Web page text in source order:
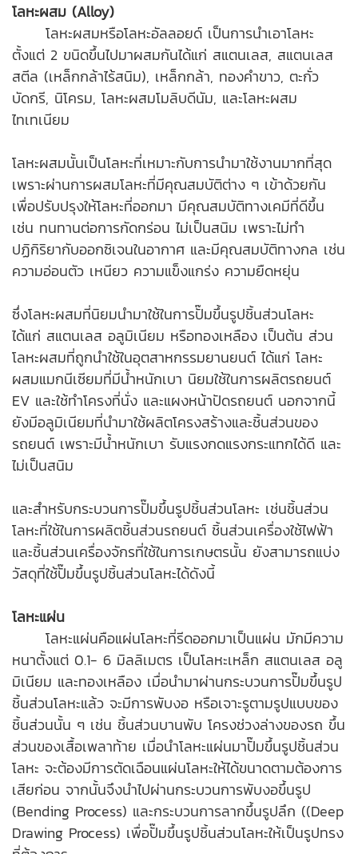
โลหะผสม (Alloy)
โลหะผสมหรือโลหะอัลลอยด์ เป็นการนำเอาโลหะ
ตั้งแต่ 2 ขนิดขึ้นไปมาผสมกันได้แก่ สแตนเลส, สแตนเลส
สตีล (เหล็กกล้าไร้สนิม), เหล็กกล้า, ทองคำขาว, ตะกั่ว
บัดกรี, นิโครม, โลหะผสมโมลิบดีนัม, และโลหะผสม
ไทเทเนียม
โลหะผสมนั้นเป็นโลหะที่เหมาะกับการนำมาใช้งานมากที่สุด
เพราะผ่านการผสมโลหะที่มีคุณสมบัติต่าง ๆ เข้าด้วยกัน
เพื่อปรับปรุงให้โลหะที่ออกมา มีคุณสมบัติทางเคมีที่ดีขึ้น
เช่น ทนทานต่อการกัดกร่อน ไม่เป็นสนิม เพราะไม่ทำ
ปฏิกิริยากับออกซิเจนในอากาศ และมีคุณสมบัติทางกล เช่น
ความอ่อนตัว เหนียว ความแข็งแกร่ง ความยืดหยุ่น
ซึ่งโลหะผสมที่นิยมนำมาใช้ในการปั๊มขึ้นรูปชิ้นส่วนโลหะ
ได้แก่ สแตนเลส อลูมิเนียม หรือทองเหลือง เป็นต้น ส่วน
โลหะผสมที่ถูกนำใช้ในอุตสาหกรรมยานยนต์ ได้แก่ โลหะ
ผสมแมกนีเซียมที่มีน้ำหนักเบา นิยมใช้ในการผลิตรถยนต์
EV และใช้ทำโครงที่นั่ง และแผงหน้าปัดรถยนต์ นอกจากนี้
ยังมีอลูมิเนียมที่นำมาใช้ผลิตโครงสร้างและชิ้นส่วนของ
รถยนต์ เพราะมีน้ำหนักเบา รับแรงกดแรงกระแทกได้ดี และ
ไม่เป็นสนิม
และสำหรับกระบวนการปั๊มขึ้นรูปชิ้นส่วนโลหะ เช่นชิ้นส่วน
โลหะที่ใช้ในการผลิตชิ้นส่วนรถยนต์ ชิ้นส่วนเครื่องใช้ไฟฟ้า
และชิ้นส่วนเครื่องจักรที่ใช้ในการเกษตรนั้น ยังสามารถแบ่ง
วัสดุที่ใช้ปั๊มขึ้นรูปชิ้นส่วนโลหะได้ดังนี้
โลหะแผ่น
โลหะแผ่นคือแผ่นโลหะที่รีดออกมาเป็นแผ่น มักมีความ
หนาตั้งแต่ 0.1- 6 มิลลิเมตร เป็นโลหะเหล็ก สแตนเลส อลู
มิเนียม และทองเหลือง เมื่อนำมาผ่านกระบวนการปั๊มขึ้นรูป
ชิ้นส่วนโลหะแล้ว จะมีการพับงอ หรือเจาะรูตามรูปแบบของ
ชิ้นส่วนนั้น ๆ เช่น ชิ้นส่วนบานพับ โครงช่วงล่างของรถ ขึ้น
ส่วนของเสื้อเพลาท้าย เมื่อนำโลหะแผ่นมาปั๊มขึ้นรูปชิ้นส่วน
โลหะ จะต้องมีการตัดเฉือนแผ่นโลหะให้ได้ขนาดตามต้องการ
เสียก่อน จากนั้นจึงนำไปผ่านกระบวนการพับงอขึ้นรูป
(Bending Process) และกระบวนการลากขึ้นรูปลึก ((Deep
Drawing Process) เพื่อปั๊มขึ้นรูปชิ้นส่วนโลหะให้เป็นรูปทรง